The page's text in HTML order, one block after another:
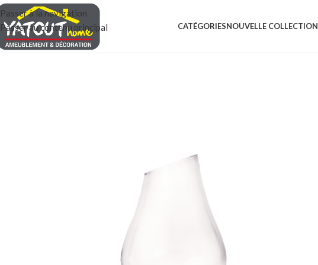
Passer à la navigation
Passer au contenu principal
CATÉGORIESNOUVELLE COLLECTION